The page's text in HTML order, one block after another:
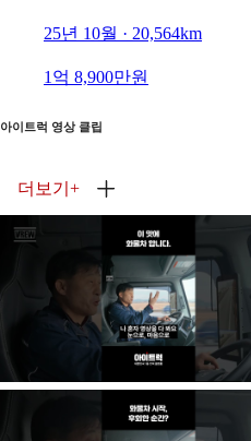
25년 10월 · 20,564km
1억 8,900만원
아이트럭 영상 클립
더보기 +